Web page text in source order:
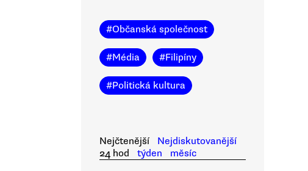
#Občanská společnost
#Média #Filipíny
#Politická kultura
Nejčtenější
Nejdiskutovanější
24 hod
týden
měsíc